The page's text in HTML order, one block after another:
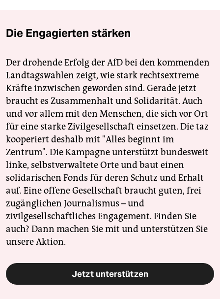
Die Engagierten stärken
Der drohende Erfolg der AfD bei den kommenden
Landtagswahlen zeigt, wie stark rechtsextreme
Kräfte inzwischen geworden sind. Gerade jetzt
braucht es Zusammenhalt und Solidarität. Auch
und vor allem mit den Menschen, die sich vor Ort
für eine starke Zivilgesellschaft einsetzen. Die taz
kooperiert deshalb mit "Alles beginnt im
Zentrum". Die Kampagne unterstützt bundesweit
linke, selbstverwaltete Orte und baut einen
solidarischen Fonds für deren Schutz und Erhalt
auf. Eine offene Gesellschaft braucht guten, frei
zugänglichen Journalismus – und
zivilgesellschaftliches Engagement. Finden Sie
auch? Dann machen Sie mit und unterstützen Sie
unsere Aktion.
Jetzt unterstützen